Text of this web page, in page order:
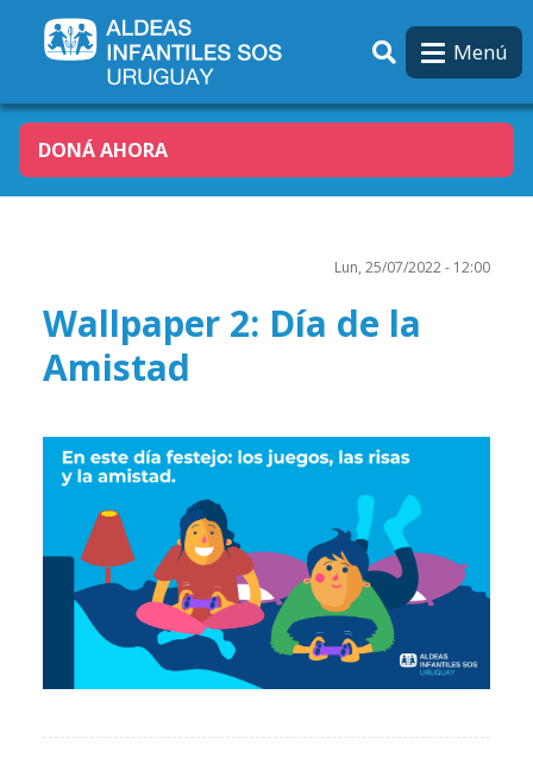
Menú
DONÁ AHORA
Lun, 25/07/2022 - 12:00
Wallpaper 2: Día de la
Amistad